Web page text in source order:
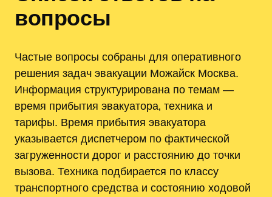
вопросы
Частые вопросы собраны для оперативного
решения задач эвакуации Можайск Москва.
Информация структурирована по темам —
время прибытия эвакуатора‚ техника и
тарифы. Время прибытия эвакуатора
указывается диспетчером по фактической
загруженности дорог и расстоянию до точки
вызова. Техника подбирается по классу
транспортного средства и состоянию ходовой